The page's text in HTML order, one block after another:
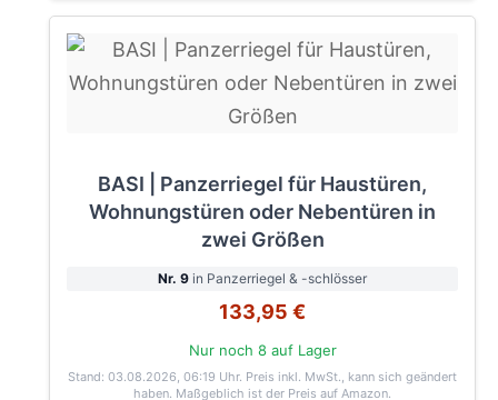
BASI | Panzerriegel für Haustüren,
Wohnungstüren oder Nebentüren in
zwei Größen
Nr. 9 in Panzerriegel & -schlösser
133,95 €
Nur noch 8 auf Lager
Stand: 03.08.2026, 06:19 Uhr. Preis inkl. MwSt., kann sich geändert
haben. Maßgeblich ist der Preis auf Amazon.